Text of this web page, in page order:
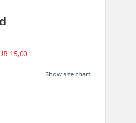
15,00
Show size chart